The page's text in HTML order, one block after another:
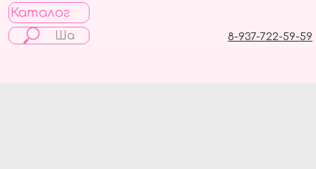
Каталог
8-937-722-59-59